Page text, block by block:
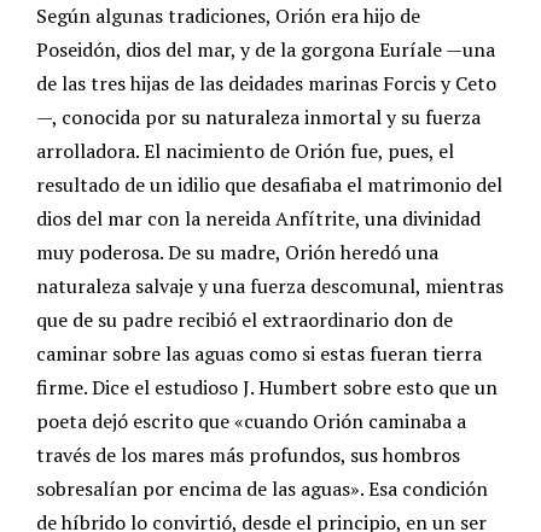
Según algunas tradiciones, Orión era hijo de
Poseidón, dios del mar, y de la gorgona Euríale —una
de las tres hijas de las deidades marinas Forcis y Ceto
—, conocida por su naturaleza inmortal y su fuerza
arrolladora. El nacimiento de Orión fue, pues, el
resultado de un idilio que desafiaba el matrimonio del
dios del mar con la nereida Anfítrite, una divinidad
muy poderosa. De su madre, Orión heredó una
naturaleza salvaje y una fuerza descomunal, mientras
que de su padre recibió el extraordinario don de
caminar sobre las aguas como si estas fueran tierra
firme. Dice el estudioso J. Humbert sobre esto que un
poeta dejó escrito que «cuando Orión caminaba a
través de los mares más profundos, sus hombros
sobresalían por encima de las aguas». Esa condición
de híbrido lo convirtió, desde el principio, en un ser